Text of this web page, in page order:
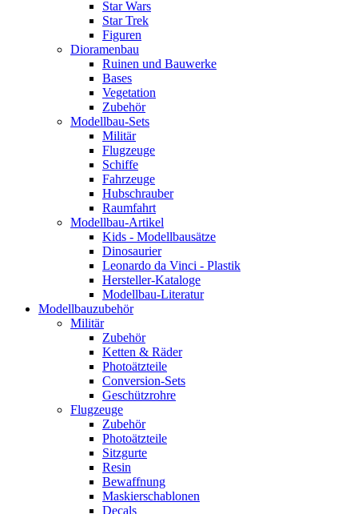
Star Wars
Star Trek
Figuren
Dioramenbau
Ruinen und Bauwerke
Bases
Vegetation
Zubehör
Modellbau-Sets
Militär
Flugzeuge
Schiffe
Fahrzeuge
Hubschrauber
Raumfahrt
Modellbau-Artikel
Kids - Modellbausätze
Dinosaurier
Leonardo da Vinci - Plastik
Hersteller-Kataloge
Modellbau-Literatur
Modellbauzubehör
Militär
Zubehör
Ketten & Räder
Photoätzteile
Conversion-Sets
Geschützrohre
Flugzeuge
Zubehör
Photoätzteile
Sitzgurte
Resin
Bewaffnung
Maskierschablonen
Decals